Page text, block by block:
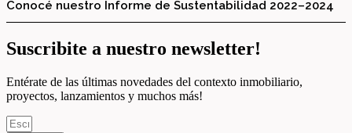
Conocé nuestro Informe de Sustentabilidad 2022–2024
Suscribite a nuestro newsletter!
Entérate de las últimas novedades del contexto inmobiliario,
proyectos, lanzamientos y muchos más!